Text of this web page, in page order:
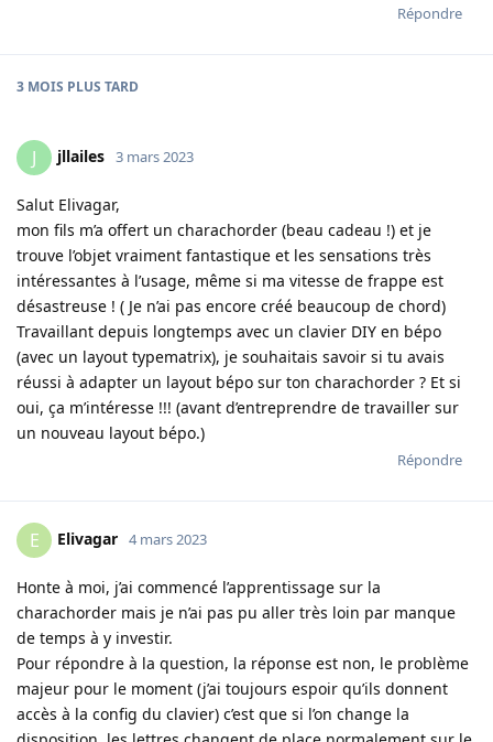
Répondre
3 MOIS PLUS TARD
J jllailes 3 mars 2023
Salut Elivagar,
mon fils m’a offert un charachorder (beau cadeau !) et je
trouve l’objet vraiment fantastique et les sensations très
intéressantes à l’usage, même si ma vitesse de frappe est
désastreuse ! ( Je n’ai pas encore créé beaucoup de chord)
Travaillant depuis longtemps avec un clavier DIY en bépo
(avec un layout typematrix), je souhaitais savoir si tu avais
réussi à adapter un layout bépo sur ton charachorder ? Et si
oui, ça m’intéresse !!! (avant d’entreprendre de travailler sur
un nouveau layout bépo.)
Répondre
E Elivagar 4 mars 2023
Honte à moi, j’ai commencé l’apprentissage sur la
charachorder mais je n’ai pas pu aller très loin par manque
de temps à y investir.
Pour répondre à la question, la réponse est non, le problème
majeur pour le moment (j’ai toujours espoir qu’ils donnent
accès à la config du clavier) c’est que si l’on change la